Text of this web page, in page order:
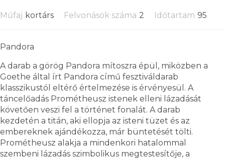
Műfaj kortárs Felvonások száma 2 Időtartam 95
Pandora
A darab a görög Pandora mítoszra épül, miközben a
Goethe által írt Pandora című fesztiváldarab
klasszikustól eltérő értelmezése is érvényesül. A
táncelőadás Prométheusz istenek elleni lázadását
követően veszi fel a történet fonalát. A darab
kezdetén a titán, aki ellopja az isteni tüzet és az
embereknek ajándékozza, már büntetését tölti.
Prométheusz alakja a mindenkori hatalommal
szembeni lázadás szimbolikus megtestesítője, a